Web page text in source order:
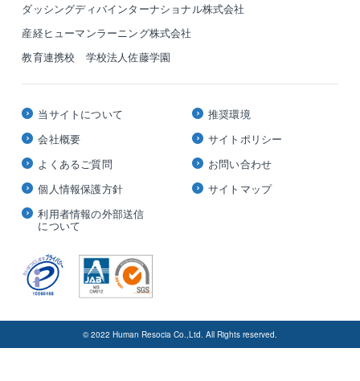
ダッシングディバインターナショナル株式会社
産経ヒューマンラーニング株式会社
教育連携校 学校法人佐藤学園
当サイトについて
会社概要
よくあるご質問
個人情報保護方針
利用者情報の外部送信
について
推奨環境
サイトポリシー
お問い合わせ
サイトマップ
© 2022 Human Resocia Co.,Ltd. All Rights reserved.